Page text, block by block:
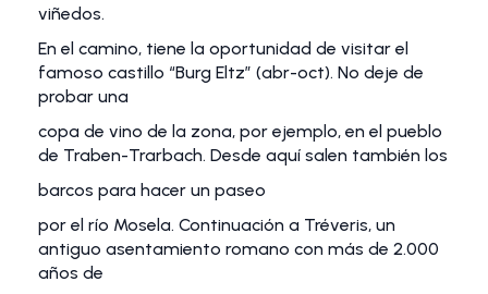
viñedos.
En el camino, tiene la oportunidad de visitar el
famoso castillo “Burg Eltz” (abr-oct). No deje de
probar una
copa de vino de la zona, por ejemplo, en el pueblo
de Traben-Trarbach. Desde aquí salen también los
barcos para hacer un paseo
por el río Mosela. Continuación a Tréveris, un
antiguo asentamiento romano con más de 2.000
años de